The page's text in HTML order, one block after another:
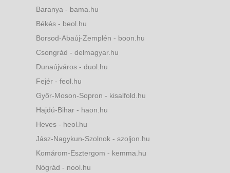
Baranya - bama.hu
Békés - beol.hu
Borsod-Abaúj-Zemplén - boon.hu
Csongrád - delmagyar.hu
Dunaújváros - duol.hu
Fejér - feol.hu
Győr-Moson-Sopron - kisalfold.hu
Hajdú-Bihar - haon.hu
Heves - heol.hu
Jász-Nagykun-Szolnok - szoljon.hu
Komárom-Esztergom - kemma.hu
Nógrád - nool.hu